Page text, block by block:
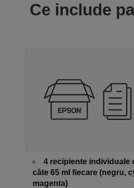
Ce include
4 recipiente individuale
câte 65 ml fiecare (negru,
magenta)